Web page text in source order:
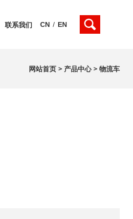
联系我们 CN / EN
网站首页 > 产品中心>物流车